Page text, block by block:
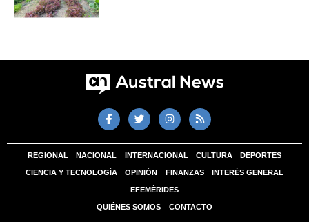
REGIONAL NACIONAL INTERNACIONAL CULTURA DEPORTES
CIENCIA Y TECNOLOGÍA OPINIÓN FINANZAS INTERÉS GENERAL
EFEMÉRIDES
QUIÉNES SOMOS CONTACTO